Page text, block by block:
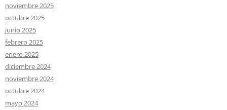
noviembre 2025
octubre 2025
junio 2025
febrero 2025
enero 2025
diciembre 2024
noviembre 2024
octubre 2024
mayo 2024